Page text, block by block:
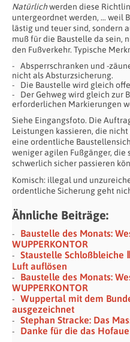
Natürlichwerden diese
untergeordnet werden, … weil
lästig und teuer sind, sondern
muß für die Baustelle da sein,
den Fußverkehr. Typische
Absperrschranken und -
nicht als Absturzsicherung.
Die Baustelle wird gleich
Der Gehweg wird gleich zur
erforderlichen Markierungen
Siehe Eingangsfoto. Die
Leistungen kassieren, die
eine ordentliche
weniger agilen Fußgänger, die
schwerlich sicher passieren
Komisch: illegal und
ordentliche Sicherung geht
Ähnliche Beiträge:
Baustelle des Monats:
WUPPERKONTOR
Staustelle Schloßbleiche
Luft auflösen
Baustelle des Monats:
WUPPERKONTOR
Wuppertal mit dem
ausgezeichnet
Stephan Stracke: Das
Danke für die das